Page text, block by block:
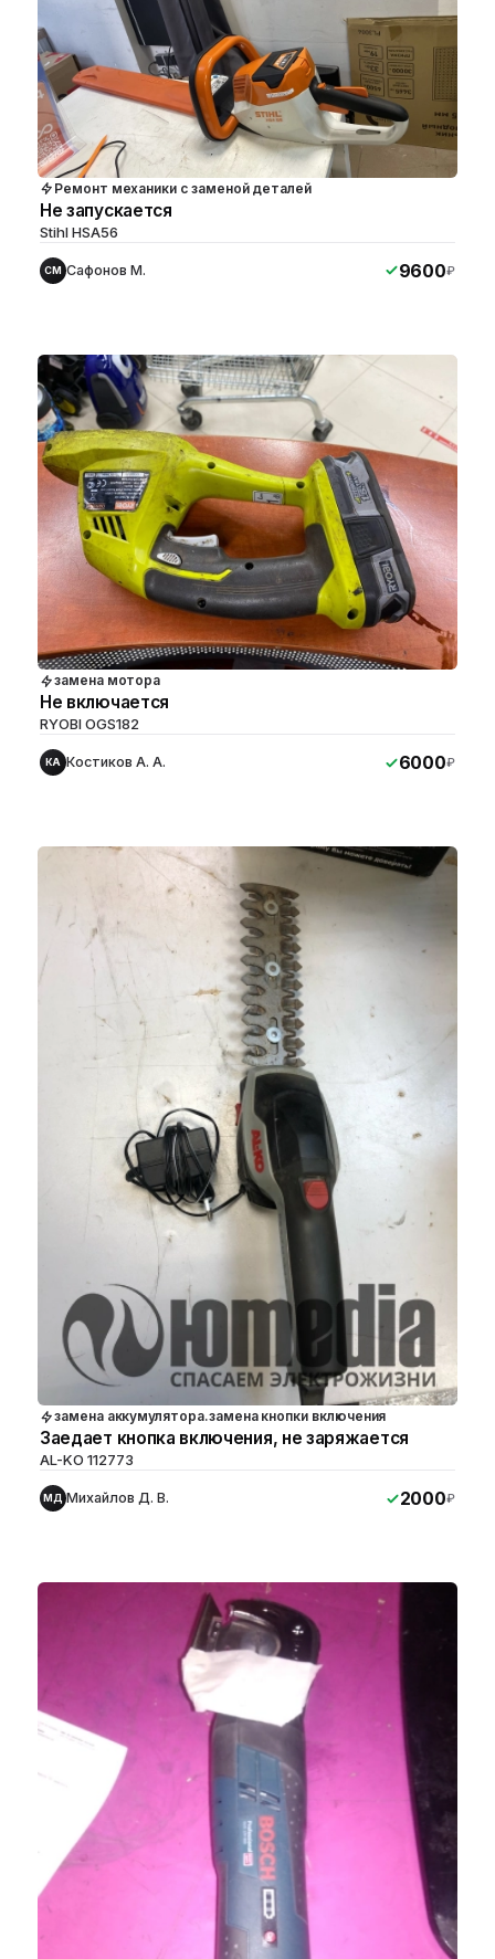
Ремонт механики с заменой деталей
Не запускается
Stihl HSA56
СМ Сафонов М. 9600₽
замена мотора
Не включается
RYOBI OGS182
КА Костиков А. А. 6000₽
замена аккумулятора.замена кнопки включения
Заедает кнопка включения, не заряжается
AL-KO 112773
МД Михайлов Д. В. 2000₽